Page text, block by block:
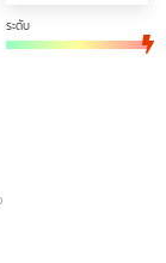
ระดับ